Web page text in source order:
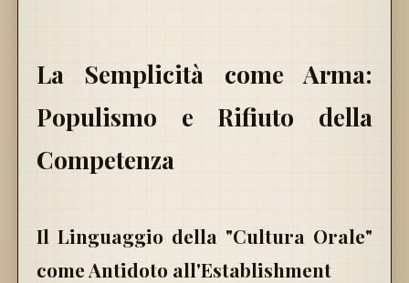
La Semplicità come Arma:
Populismo e Rifiuto della
Competenza
Il Linguaggio della "Cultura Orale"
come Antidoto all'Establishment